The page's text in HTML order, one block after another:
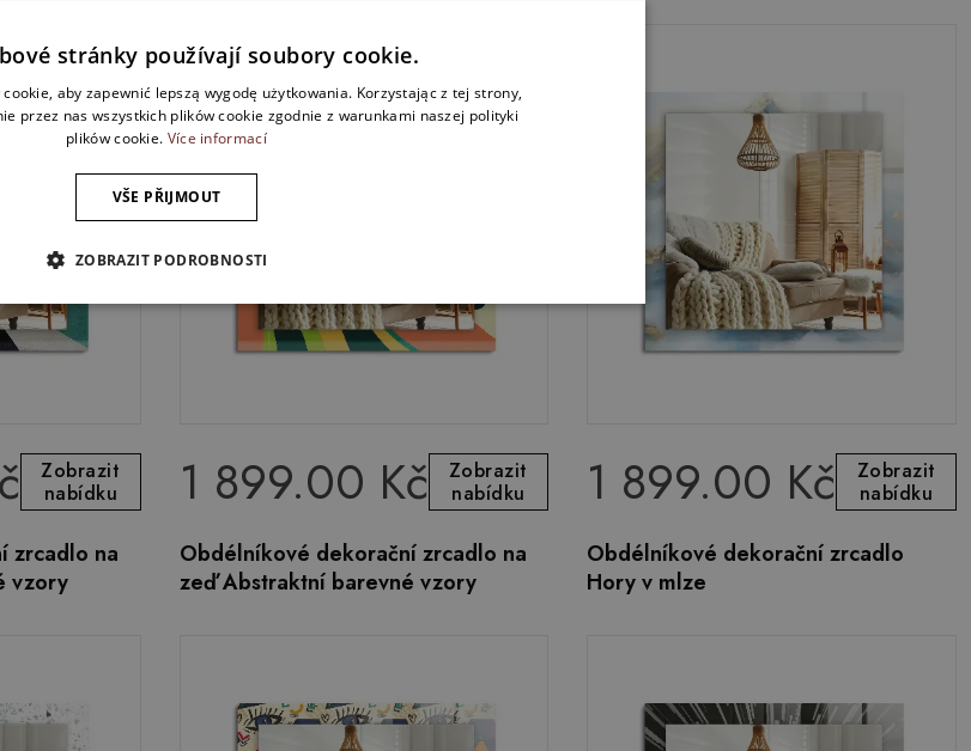
Zobrazit
nabídku
zrcadlo na
vzory
1 899.00 Kč
Zobrazit
nabídku
Obdélníkové dekorační zrcadlo na
zeď Abstraktní barevné vzory
1 899.00 Kč
Zobrazit
nabídku
Obdélníkové dekorační zrcadlo
Hory v mlze
stránky používají soubory cookie.
aby zapewnić lepszą wygodę użytkowania. Korzystając z tej strony,
przez nas wszystkich plików cookie zgodnie z warunkami naszej polityki
plików cookie. Více informací
VŠE PŘIJMOUT
ZOBRAZIT PODROBNOSTI